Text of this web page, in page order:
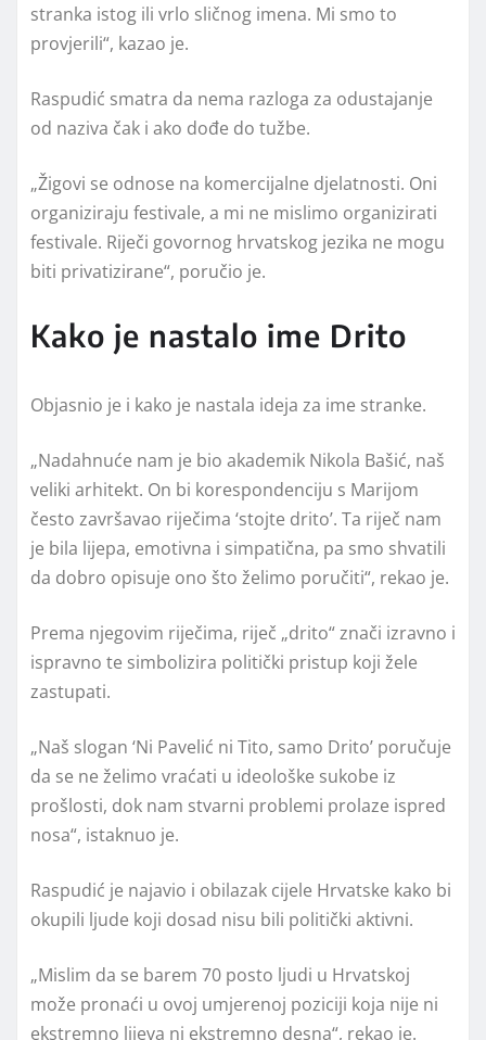
stranka istog ili vrlo sličnog imena. Mi smo to
provjerili“, kazao je.
Raspudić smatra da nema razloga za odustajanje
od naziva čak i ako dođe do tužbe.
„Žigovi se odnose na komercijalne djelatnosti. Oni
organiziraju festivale, a mi ne mislimo organizirati
festivale. Riječi govornog hrvatskog jezika ne mogu
biti privatizirane“, poručio je.
Kako je nastalo ime Drito
Objasnio je i kako je nastala ideja za ime stranke.
„Nadahnuće nam je bio akademik Nikola Bašić, naš
veliki arhitekt. On bi korespondenciju s Marijom
često završavao riječima ‘stojte drito’. Ta riječ nam
je bila lijepa, emotivna i simpatična, pa smo shvatili
da dobro opisuje ono što želimo poručiti“, rekao je.
Prema njegovim riječima, riječ „drito“ znači izravno i
ispravno te simbolizira politički pristup koji žele
zastupati.
„Naš slogan ‘Ni Pavelić ni Tito, samo Drito’ poručuje
da se ne želimo vraćati u ideološke sukobe iz
prošlosti, dok nam stvarni problemi prolaze ispred
nosa“, istaknuo je.
Raspudić je najavio i obilazak cijele Hrvatske kako bi
okupili ljude koji dosad nisu bili politički aktivni.
„Mislim da se barem 70 posto ljudi u Hrvatskoj
može pronaći u ovoj umjerenoj poziciji koja nije ni
ekstremno lijeva ni ekstremno desna“, rekao je.